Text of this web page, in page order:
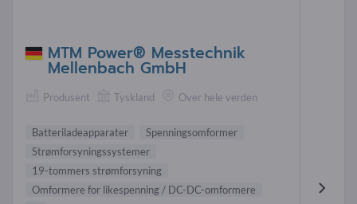
MTM Power® Messtechnik
Mellenbach GmbH
Produsent Tyskland Over hele verden
Batteriladeapparater
Spenningsomformer
Strømforsyningssystemer
19-tommers strømforsyning
Omformere for likespenning / DC-DC-omformere